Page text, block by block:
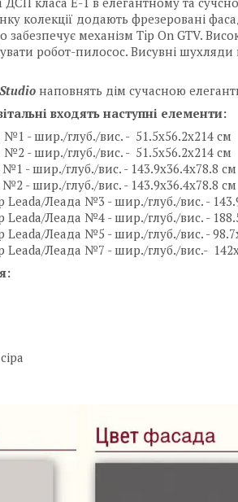
колекції додають фрезеровані
механізм Tip On GTV.
робот-пилосос. Висувні
наповнять дім сучасною
входять наступні елементи:
- шир./глуб./вис. - 51.5х56.2x214 см
- шир./глуб./вис. - 51.5х56.2x214 см
- шир./глуб./вис. - 143.9х36.4х78.8 см
- шир./глуб./вис. - 143.9х36.4х78.8 см
Leada/Леада №3 - шир./глуб./вис. -
Leada/Леада №4 - шир./глуб./вис. -
Leada/Леада №5 - шир./глуб./вис. -
Leada/Леада №7 - шир./глуб./вис.-